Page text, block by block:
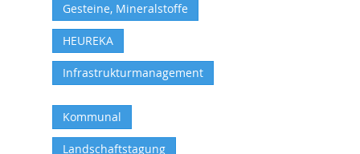
Gesteine, Mineralstoffe
HEUREKA
Infrastrukturmanagement
Kommunal
Landschaftstagung